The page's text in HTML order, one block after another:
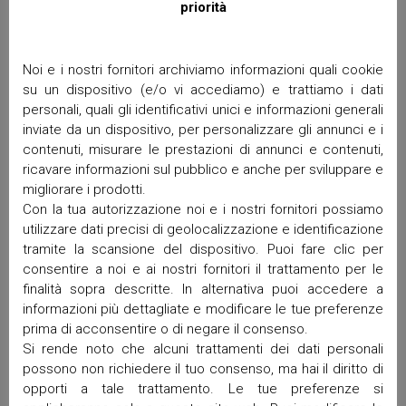
Archivi
Giugno 2026
Aprile 2026
Marzo 2026
Febbraio 2026
Gennaio 2026
Dicembre 2025
Novembre 2025
Ottobre 2025
Settembre 2025
Maggio 2025
Aprile 2025
Marzo 2025
priorità
Noi e i nostri fornitori archiviamo informazioni quali cookie
su un dispositivo (e/o vi accediamo) e trattiamo i dati
personali, quali gli identificativi unici e informazioni generali
inviate da un dispositivo, per personalizzare gli annunci e i
contenuti, misurare le prestazioni di annunci e contenuti,
ricavare informazioni sul pubblico e anche per sviluppare e
migliorare i prodotti.
Con la tua autorizzazione noi e i nostri fornitori possiamo
utilizzare dati precisi di geolocalizzazione e identificazione
tramite la scansione del dispositivo. Puoi fare clic per
consentire a noi e ai nostri fornitori il trattamento per le
finalità sopra descritte. In alternativa puoi accedere a
informazioni più dettagliate e modificare le tue preferenze
prima di acconsentire o di negare il consenso.
Si rende noto che alcuni trattamenti dei dati personali
possono non richiedere il tuo consenso, ma hai il diritto di
opporti a tale trattamento. Le tue preferenze si